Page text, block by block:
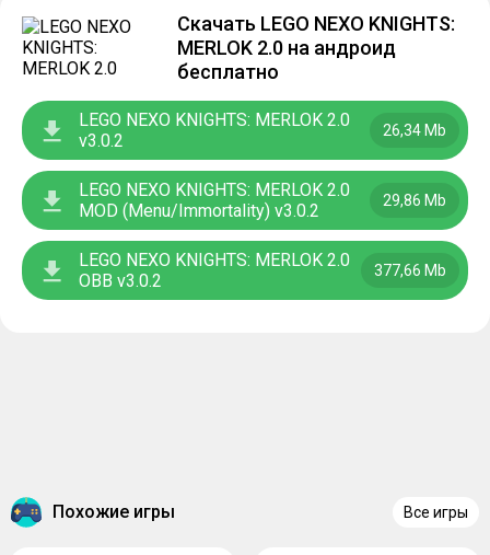
Скачать LEGO NEXO KNIGHTS:
MERLOK 2.0 на андроид
бесплатно
LEGO NEXO KNIGHTS: MERLOK 2.0
v3.0.2
26,34 Mb
LEGO NEXO KNIGHTS: MERLOK 2.0
MOD (Menu/Immortality) v3.0.2
29,86 Mb
LEGO NEXO KNIGHTS: MERLOK 2.0
OBB v3.0.2
377,66 Mb
Похожие игры Все игры